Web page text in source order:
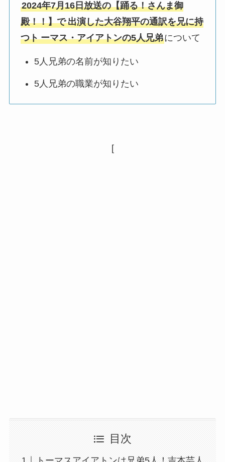
2024年7月16日放送の【踊る！さんま御
殿！！】で 出演した大谷翔平の通訳を兄に持
つト ーマス・アイアトンの5人兄弟について
5人兄弟の名前が知りたい
5人兄弟の職業が知りたい
[
目次